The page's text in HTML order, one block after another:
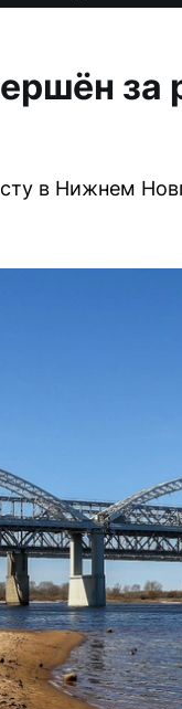
за
в Нижнем